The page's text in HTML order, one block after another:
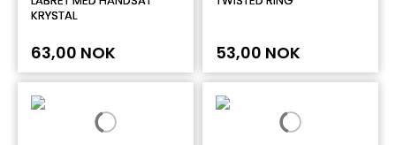
KRYSTAL
63,00 NOK 53,00 NOK